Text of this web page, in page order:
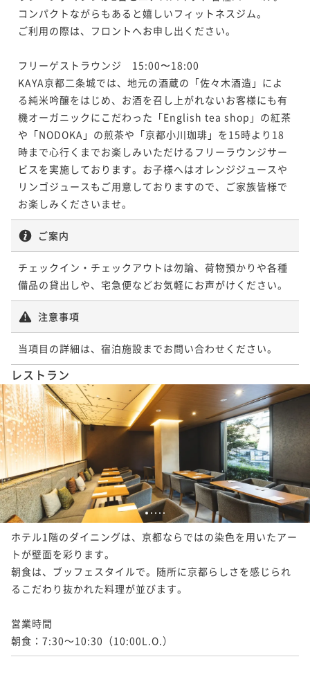
40平米 禁煙 無料Wi-Fi
ツイン
ポイント即利用で最大7％OFF
37平米 禁煙 無料Wi-Fi
ツイン
エグゼクティブツイン
40平米 禁煙 無料Wi-Fi
ツイン
KAYAシグネチャーエグゼクティブツイン
40平米 禁煙 無料Wi-Fi
ツイン
ポイント即利用で最大7％OFF
2名 ¥ 164,052 ~
デラックスツイン
¥26,000~
2名 ¥ 24,180 ~
KAYAシグネチャーデラックスツイン
35平米 禁煙 無料Wi-Fi
ツイン
2名 ¥ 25,296 ~
プレミアツイン
37平米 禁煙 無料Wi-Fi
ツイン
ポイント即利用で最大7％OFF
¥28,980~
2名 ¥ 26,951 ~
エグゼクティブツイン
40平米 禁煙 無料Wi-Fi
ツイン
ポイント即利用で最大7％OFF
2名 ¥ 28,048 ~
KAYAシグネチャーエグゼクティブツイン
コンパクトながらもあると嬉しいフィットネスジム。
ご利用の際は、フロントへお申し出ください。
フリーゲストラウンジ　15:00〜18:00
KAYA京都二条城では、地元の酒蔵の「佐々木酒造」によ
る純米吟醸をはじめ、お酒を召し上がれないお客様にも有
機オーガニックにこだわった「English tea shop」の紅茶
や「NODOKA」の煎茶や「京都小川珈琲」を15時より18
時まで心行くまでお楽しみいただけるフリーラウンジサー
ビスを実施しております。お子様へはオレンジジュースや
リンゴジュースもご用意しておりますので、ご家族皆様で
お楽しみくださいませ。
ご案内
チェックイン・チェックアウトは勿論、荷物預かりや各種
備品の貸出しや、宅急便などお気軽にお声がけください。
注意事項
当項目の詳細は、宿泊施設までお問い合わせください。
レストラン
12 3 45
ホテル1階のダイニングは、京都ならではの染色を用いたアー
トが壁面を彩ります。
朝食は、ブッフェスタイルで。随所に京都らしさを感じられ
るこだわり抜かれた料理が並びます。
営業時間
朝食：7:30～10:30（10:00L.O.）